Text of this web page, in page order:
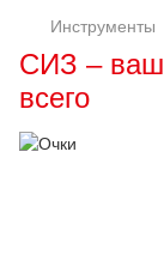
Инструменты
СИЗ –
всего